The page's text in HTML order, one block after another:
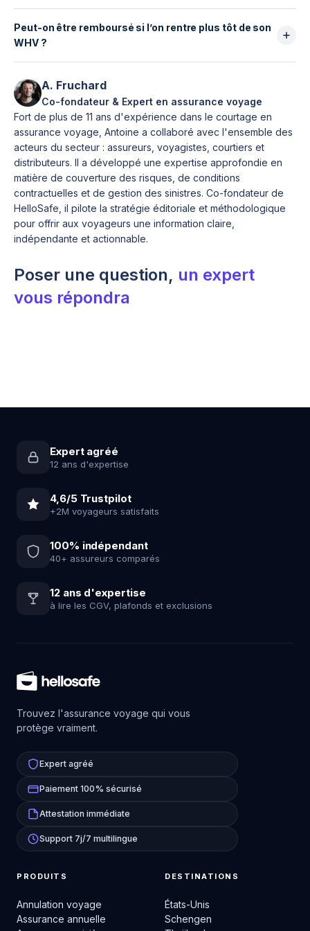
accidentelles, mais pas la maladie ni les soins
courants.
Il est recommandé de vérifier que l’assurance
couvre les sports outdoor non extrêmes :
randonnée, surf, kayak, vélo… Ces activités sont
courantes et comportent des risques. Une bonne
et hospitalisation.
Peut-on être remboursé si l’on rentre plus tôt de son
WHV ?
Certains assureurs proposent un remboursement des
mois restants si le retour est anticipé, selon les
conditions du contrat. Cette flexibilité est utile pour
les voyageurs dont les plans peuvent évoluer en
cours de séjour.
A. Fruchard
Co-fondateur & Expert en assurance voyage
Fort de plus de 11 ans d'expérience dans le courtage en
assurance voyage, Antoine a collaboré avec l'ensemble des
acteurs du secteur : assureurs, voyagistes, courtiers et
distributeurs. Il a développé une expertise approfondie en
matière de couverture des risques, de conditions
contractuelles et de gestion des sinistres. Co-fondateur de
HelloSafe, il pilote la stratégie éditoriale et méthodologique
pour offrir aux voyageurs une information claire,
indépendante et actionnable.
Poser une question, un expert
vous répondra
Expert agréé
12 ans d'expertise
4,6/5 Trustpilot
+2M voyageurs satisfaits
100% indépendant
40+ assureurs comparés
12 ans d'expertise
à lire les CGV, plafonds et exclusions
Trouvez l'assurance voyage qui vous
protège vraiment.
Expert agréé
Paiement 100% sécurisé
Attestation immédiate
Support 7j/7 multilingue
PRODUITS
Annulation voyage
Assurance annuelle
DESTINATIONS
États-Unis
Schengen